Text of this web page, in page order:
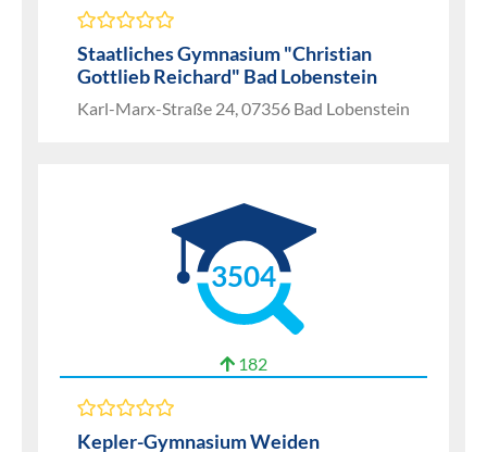
Staatliches Gymnasium "Christian
Gottlieb Reichard" Bad Lobenstein
Karl-Marx-Straße 24, 07356 Bad Lobenstein
3504
182
Kepler-Gymnasium Weiden